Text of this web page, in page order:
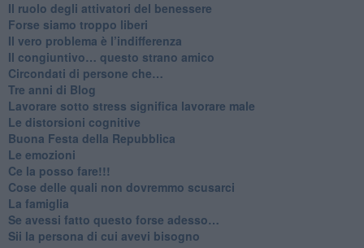
​Il ruolo degli attivatori del benessere
​Forse siamo troppo liberi
​Il vero problema è l’indifferenza
​Il congiuntivo… questo strano amico
​Circondati di persone che…
​Tre anni di Blog
​Lavorare sotto stress significa lavorare male
​Le distorsioni cognitive
​Buona Festa della Repubblica
Le emozioni
​Ce la posso fare!!!
​Cose delle quali non dovremmo scusarci
​La famiglia
​Se avessi fatto questo forse adesso…
​Sii la persona di cui avevi bisogno